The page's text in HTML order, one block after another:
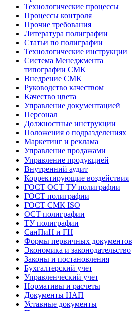
Технологические процессы
Процессы контроля
Прочие требования
Литература полиграфии
Статьи по полиграфии
Технологические инструкции
Система Менеджмента
типографии СМК
Внедрение СМК
Руководство качеством
Качество цвета
Управление документацией
Персонал
Должностные инструкции
Положения о подразделениях
Маркетинг и реклама
Управление продажами
Управление продукцией
Внутренний аудит
Корректирующие воздействия
ГОСТ ОСТ ТУ полиграфии
ГОСТ полиграфии
ГОСТ СМК ISO
ОСТ полиграфии
ТУ полиграфии
СанПиН и ГН
Формы первичных документов
Экономика и законодательство
Законы и постановления
Бухгалтерский учет
Управленческий учет
Нормативы и расчеты
Документы НАП
Уставные документы